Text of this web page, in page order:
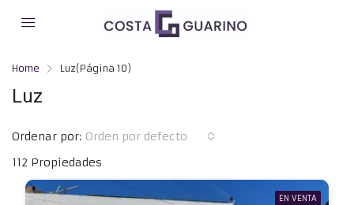
Home Luz(Página 10)
Luz
112 Propiedades
Ordenar por: Orden por defecto
EN VENTA